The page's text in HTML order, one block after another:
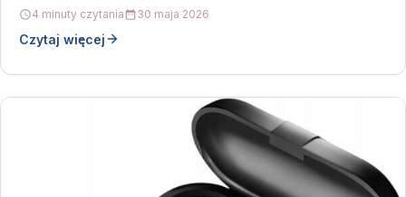
4 minuty czytania 30 maja 2026
Czytaj więcej